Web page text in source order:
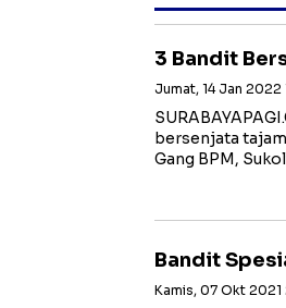
3 Bandit
Jumat, 14 Jan 2022
bersenjata
Gang BPM,
Bandit
Kamis, 07 Okt 2021